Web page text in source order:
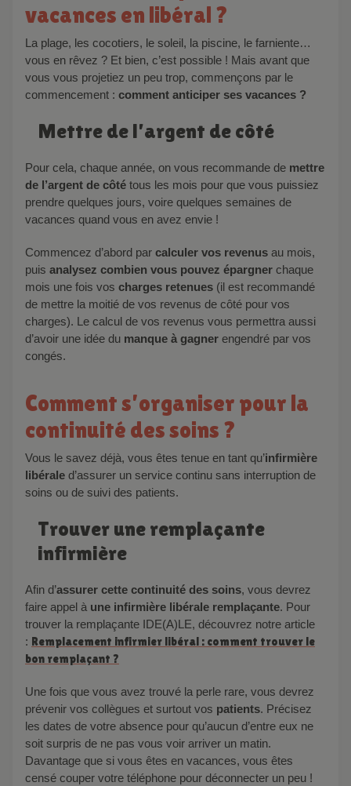
vacances en libéral ?
La plage, les cocotiers, le soleil, la piscine, le farniente…
vous en rêvez ? Et bien, c’est possible ! Mais avant que
vous vous projetiez un peu trop, commençons par le
commencement : comment anticiper ses vacances ?
Mettre de l’argent de côté
Pour cela, chaque année, on vous recommande de mettre
de l’argent de côté tous les mois pour que vous puissiez
prendre quelques jours, voire quelques semaines de
vacances quand vous en avez envie !
Commencez d’abord par calculer vos revenus au mois,
puis analysez combien vous pouvez épargner chaque
mois une fois vos charges retenues (il est recommandé
de mettre la moitié de vos revenus de côté pour vos
charges). Le calcul de vos revenus vous permettra aussi
d’avoir une idée du manque à gagner engendré par vos
congés.
Comment s’organiser pour la
continuité des soins ?
Vous le savez déjà, vous êtes tenue en tant qu’infirmière
libérale d’assurer un service continu sans interruption de
soins ou de suivi des patients.
Trouver une remplaçante
infirmière
Afin d’assurer cette continuité des soins, vous devrez
faire appel à une infirmière libérale remplaçante. Pour
trouver la remplaçante IDE(A)LE, découvrez notre article
: Remplacement infirmier libéral : comment trouver le
bon remplaçant ?
Une fois que vous avez trouvé la perle rare, vous devrez
prévenir vos collègues et surtout vos patients. Précisez
les dates de votre absence pour qu’aucun d’entre eux ne
soit surpris de ne pas vous voir arriver un matin.
Davantage que si vous êtes en vacances, vous êtes
censé couper votre téléphone pour déconnecter un peu !